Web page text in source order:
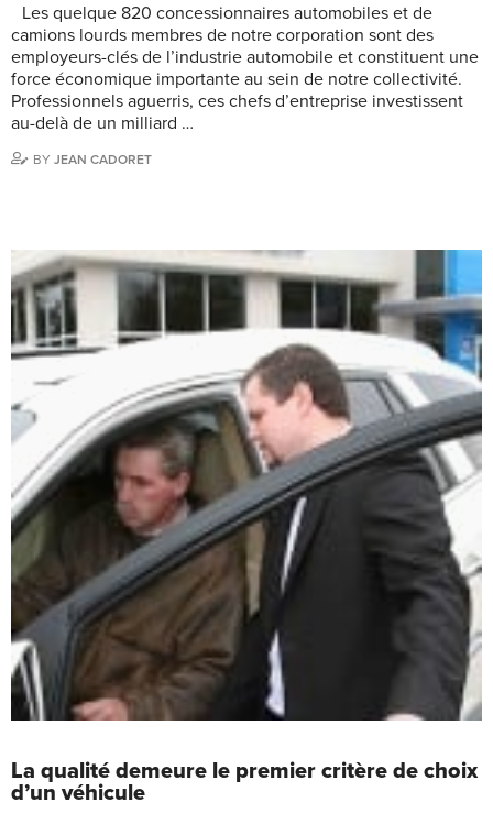
Les quelque 820 concessionnaires automobiles et de
camions lourds membres de notre corporation sont des
employeurs-clés de l’industrie automobile et constituent une
force économique importante au sein de notre collectivité.
Professionnels aguerris, ces chefs d’entreprise investissent
au-delà de un milliard …
BY JEAN CADORET
La qualité demeure le premier critère de choix
d’un véhicule